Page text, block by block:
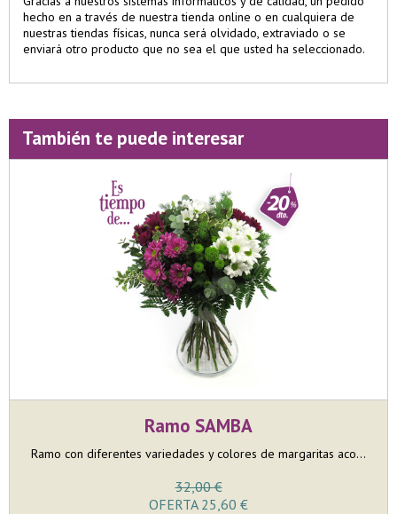
hecho en a través de nuestra tienda online o en cualquiera de
nuestras tiendas físicas, nunca será olvidado, extraviado o se
enviará otro producto que no sea el que usted ha seleccionado.
También te puede interesar
Ramo SAMBA
Ramo con diferentes variedades y colores de margaritas aco...
32,00 €
OFERTA 25,60 €